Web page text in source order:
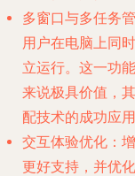
多窗口与多任务
用户在电脑上同
立运行。这一功
来说极具价值，
配技术的成功应用
交互体验优化 ：
更好支持，并优